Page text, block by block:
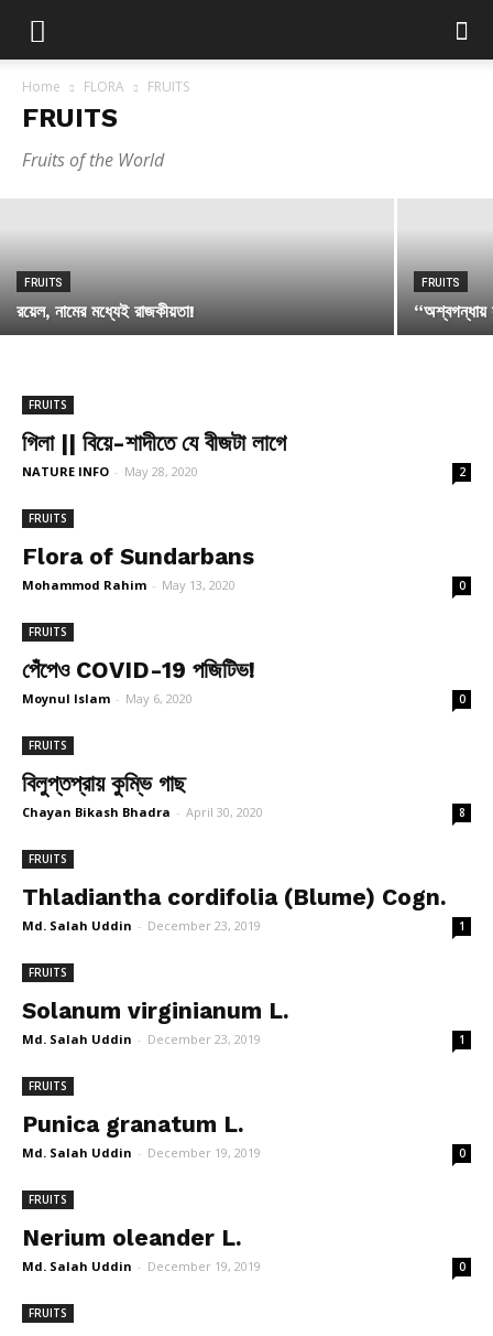
Home FLORA FRUITS
FRUITS
Fruits of the World
কেন কাঁঠাল খাবো?
NATURE INFO - July 4, 2020
FRUITS
রয়েল, নামের মধ্যেই রাজকীয়তা!
FRUITS
FRUITS
গিলা || বিয়ে-শাদীতে যে বীজটা লাগে
NATURE INFO - May 28, 2020 2
FRUITS
Flora of Sundarbans
Mohammod Rahim - May 13, 2020 0
FRUITS
পেঁপেও COVID-19 পজিটিভ!
Moynul Islam - May 6, 2020 0
FRUITS
বিলুপ্তপ্রায় কুম্ভি গাছ
Chayan Bikash Bhadra - April 30, 2020 8
FRUITS
Thladiantha cordifolia (Blume) Cogn.
Md. Salah Uddin - December 23, 2019 1
FRUITS
Solanum virginianum L.
Md. Salah Uddin - December 23, 2019 1
FRUITS
Punica granatum L.
Md. Salah Uddin - December 19, 2019 0
FRUITS
Nerium oleander L.
Md. Salah Uddin - December 19, 2019 0
FRUITS